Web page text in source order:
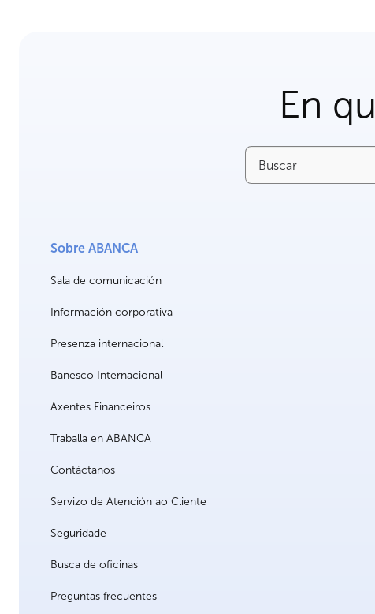
En
Buscar
Sobre ABANCA
Sala de comunicación
Información corporativa
Presenza internacional
Banesco Internacional
Axentes Financeiros
Traballa en ABANCA
Contáctanos
Servizo de Atención ao Cliente
Seguridade
Busca de oficinas
Preguntas frecuentes